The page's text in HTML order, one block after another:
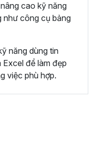
cao kỹ năng
như công cụ bảng
năng dùng tin
để làm đẹp
việc phù hợp.